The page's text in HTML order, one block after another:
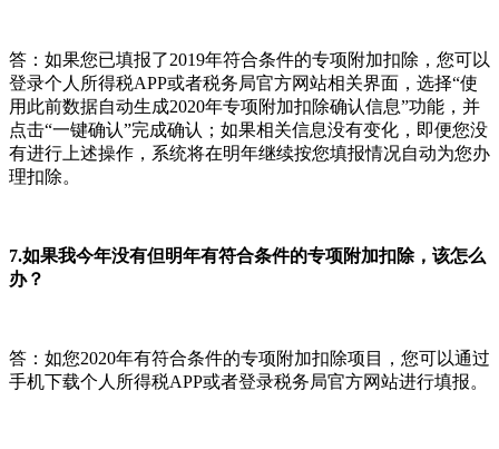
答：如果您已填报了2019年符合条件的专项附加扣除，您可以
登录个人所得税APP或者税务局官方网站相关界面，选择“使
用此前数据自动生成2020年专项附加扣除确认信息”功能，并
点击“一键确认”完成确认；如果相关信息没有变化，即便您没
有进行上述操作，系统将在明年继续按您填报情况自动为您办
理扣除。
7.如果我今年没有但明年有符合条件的专项附加扣除，该怎么
办？
答：如您2020年有符合条件的专项附加扣除项目，您可以通过
手机下载个人所得税APP或者登录税务局官方网站进行填报。